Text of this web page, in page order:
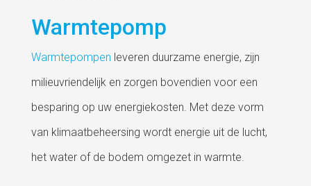
Warmtepomp
Warmtepompen leveren duurzame energie, zijn
milieuvriendelijk en zorgen bovendien voor een
besparing op uw energiekosten. Met deze vorm
van klimaatbeheersing wordt energie uit de lucht,
het water of de bodem omgezet in warmte.